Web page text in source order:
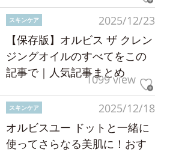
2025/12/23
スキンケア
【保存版】オルビス ザ クレン
ジングオイルのすべてをこの
記事で｜人気記事まとめ
1099 view
2025/12/18
スキンケア
オルビスユー ドットと一緒に
使ってさらなる美肌に！おす